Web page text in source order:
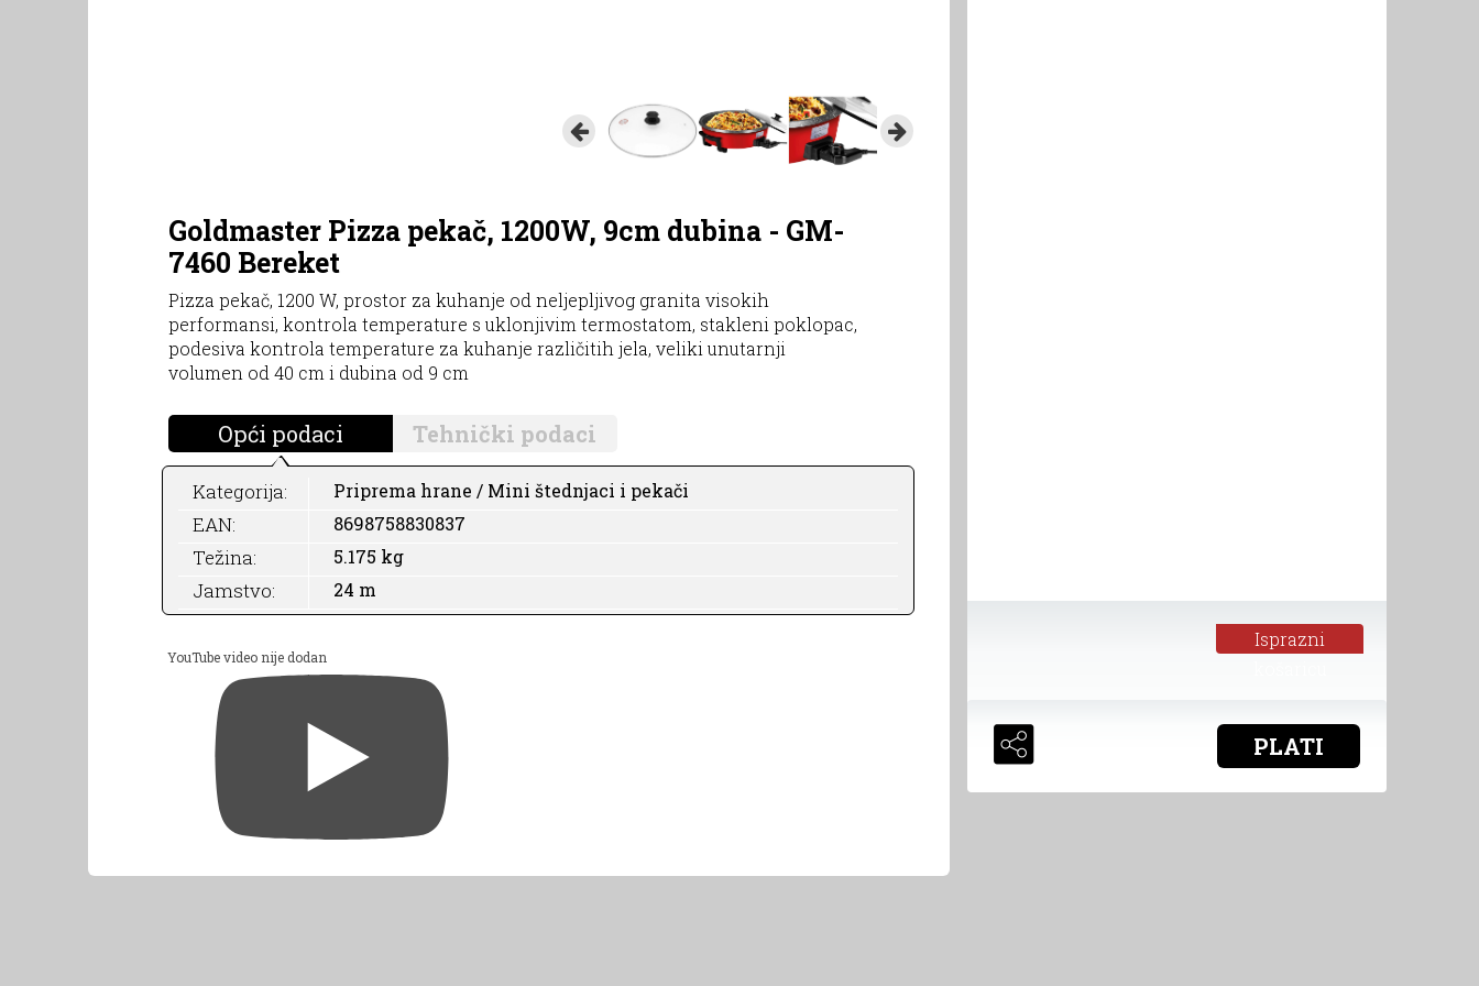
Goldmaster Pizza pekač, 1200W, 9cm dubina - GM-
7460 Bereket
Pizza pekač, 1200 W, prostor za kuhanje od neljepljivog granita visokih
performansi, kontrola temperature s uklonjivim termostatom, stakleni poklopac,
podesiva kontrola temperature za kuhanje različitih jela, veliki unutarnji
volumen od 40 cm i dubina od 9 cm
Opći podaci Tehnički podaci
Kategorija: Priprema hrane / Mini štednjaci i pekači
EAN: 8698758830837
Težina: 5.175 kg
Jamstvo: 24 m
YouTube video nije dodan
Isprazni
PLATI